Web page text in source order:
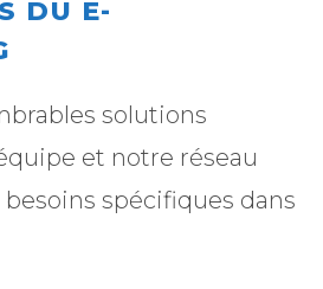
DU E-
solutions
et notre réseau
spécifiques dans